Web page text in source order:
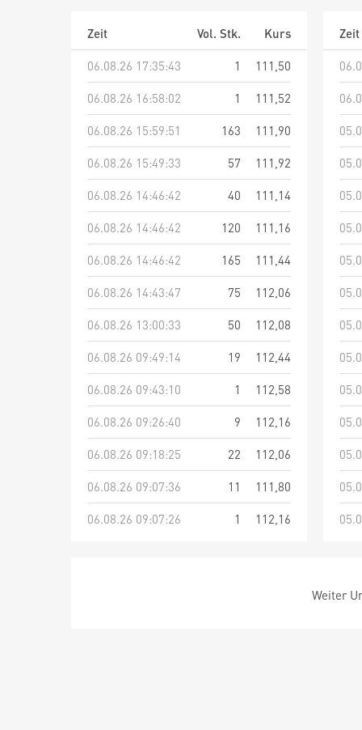
Zeit Vol. Stk.
Kurs
06.08.26 17:35:43
1
111,50
06.08.26 16:58:02
1
111,52
06.08.26 15:59:51
163
111,90
06.08.26 15:49:33
57
111,92
06.08.26 14:46:42
40
111,14
06.08.26 14:46:42
120
111,16
06.08.26 14:46:42
165
111,44
06.08.26 14:43:47
75
112,06
06.08.26 13:00:33
50
112,08
06.08.26 09:49:14
19
112,44
06.08.26 09:43:10
1
112,58
06.08.26 09:26:40
9
112,16
06.08.26 09:18:25
22
112,06
06.08.26 09:07:36
11
111,80
06.08.26 09:07:26
1 112,16
Zeit
Weiter